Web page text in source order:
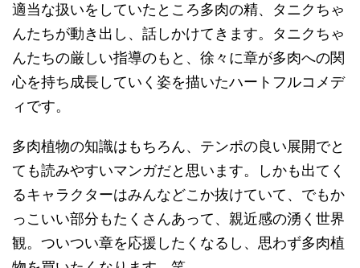
適当な扱いをしていたところ多肉の精、タニクちゃ
んたちが動き出し、話しかけてきます。タニクちゃ
んたちの厳しい指導のもと、徐々に章が多肉への関
心を持ち成長していく姿を描いたハートフルコメデ
ィです。
多肉植物の知識はもちろん、テンポの良い展開でと
ても読みやすいマンガだと思います。しかも出てく
るキャラクターはみんなどこか抜けていて、でもか
っこいい部分もたくさんあって、親近感の湧く世界
観。ついつい章を応援したくなるし、思わず多肉植